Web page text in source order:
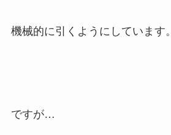
機械的に引くようにしています。
ですが…